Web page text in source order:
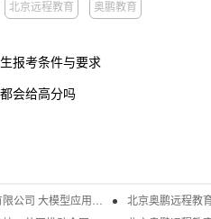
北京远程教育 奥鹏教育
报考条件与要求
会给高分吗